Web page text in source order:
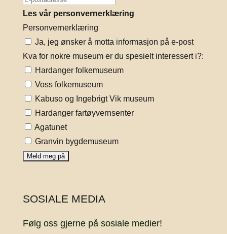
Les vår personvernerklæring
Personvernerklæring
Ja, jeg ønsker å motta informasjon på e-post
Kva for nokre museum er du spesielt interessert i?:
Hardanger folkemuseum
Voss folkemuseum
Kabuso og Ingebrigt Vik museum
Hardanger fartøyvernsenter
Agatunet
Granvin bygdemuseum
SOSIALE MEDIA
Følg oss gjerne på sosiale medier!